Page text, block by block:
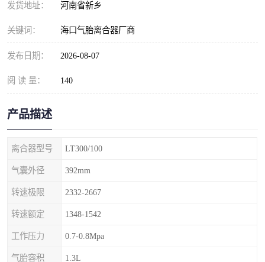
发货地址： 河南省新乡
关键词： 海口气胎离合器厂商
发布日期： 2026-08-07
阅 读 量： 140
产品描述
离合器型号 LT300/100
气囊外径 392mm
转速极限 2332-2667
转速额定 1348-1542
工作压力 0.7-0.8Mpa
气胎容积 1.3L